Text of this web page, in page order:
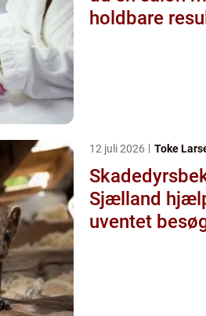
holdbare
12 juli 2026 Toke
Sjælland
uventet